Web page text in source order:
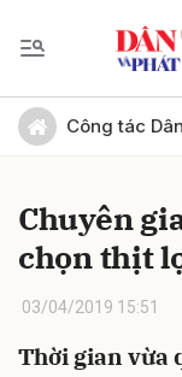
Công tác
Chuyên
chọn thịt
03/04/2019 15:51
Thời gian vừa
Gửi bình luận